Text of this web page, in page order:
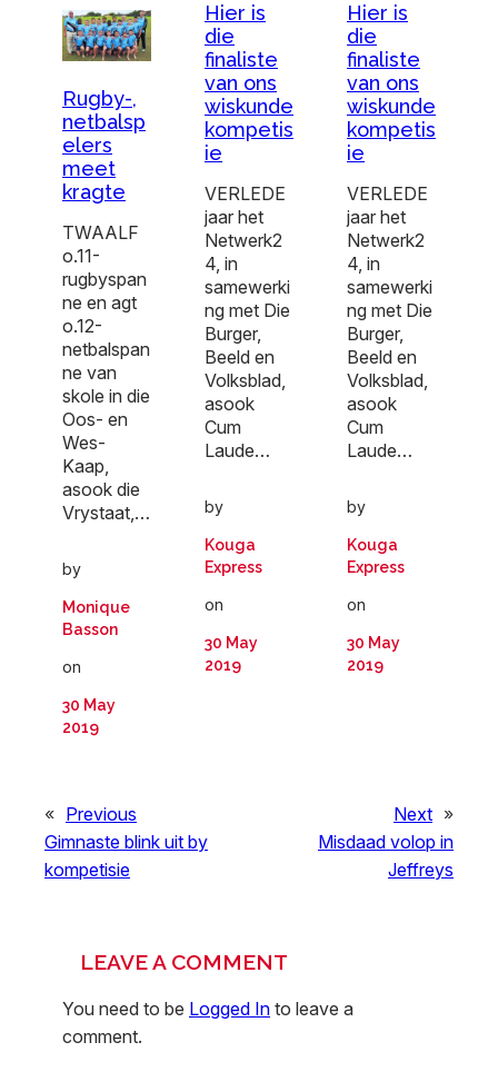
Rugby-,
netbalsp
elers
meet
kragte
TWAALF
o.11-
rugbyspan
ne en agt
o.12-
netbalspan
ne van
skole in die
Oos- en
Wes-
Kaap,
asook die
Vrystaat,…
by
Monique
Basson
on
30 May
2019
Hier is
die
finaliste
van ons
wiskunde
kompetis
ie
VERLEDE
jaar het
Netwerk2
4, in
samewerki
ng met Die
Burger,
Beeld en
Volksblad,
asook
Cum
Laude…
by
Kouga
Express
on
30 May
2019
Hier is
die
finaliste
van ons
wiskunde
kompetis
ie
VERLEDE
jaar het
Netwerk2
4, in
samewerki
ng met Die
Burger,
Beeld en
Volksblad,
asook
Cum
Laude…
by
Kouga
Express
on
30 May
2019
« Previous
Gimnaste blink uit by
kompetisie
Next »
Misdaad volop in
Jeffreys
LEAVE A COMMENT
You need to be Logged In to leave a
comment.